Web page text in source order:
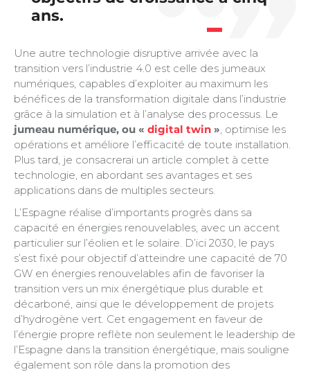
ans.
Une autre technologie disruptive arrivée avec la
transition vers l’industrie 4.0 est celle des jumeaux
numériques, capables d’exploiter au maximum les
bénéfices de la transformation digitale dans l’industrie
grâce à la simulation et à l’analyse des processus. Le
jumeau numérique, ou « digital twin » , optimise les
opérations et améliore l’efficacité de toute installation.
Plus tard, je consacrerai un article complet à cette
technologie, en abordant ses avantages et ses
applications dans de multiples secteurs.
L’Espagne réalise d’importants progrès dans sa
capacité en énergies renouvelables, avec un accent
particulier sur l’éolien et le solaire. D’ici 2030, le pays
s’est fixé pour objectif d’atteindre une capacité de 70
GW en énergies renouvelables afin de favoriser la
transition vers un mix énergétique plus durable et
décarboné, ainsi que le développement de projets
d’hydrogène vert. Cet engagement en faveur de
l’énergie propre reflète non seulement le leadership de
l’Espagne dans la transition énergétique, mais souligne
également son rôle dans la promotion des